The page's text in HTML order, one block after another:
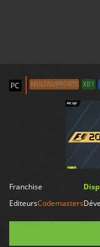
PC MULTISUPPORTS XB1
Franchise
EditeursCodemasters